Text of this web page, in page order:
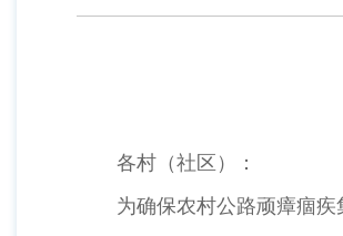
各村（社区）：
为确保农村公路顽瘴痼